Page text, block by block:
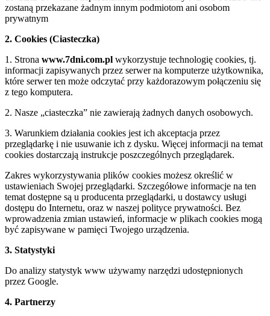
zostaną przekazane żadnym innym podmiotom ani osobom
prywatnym
2. Cookies (Ciasteczka)
1. Strona www.7dni.com.pl wykorzystuje technologię cookies, tj.
informacji zapisywanych przez serwer na komputerze użytkownika,
które serwer ten może odczytać przy każdorazowym połączeniu się
z tego komputera.
2. Nasze „ciasteczka” nie zawierają żadnych danych osobowych.
3. Warunkiem działania cookies jest ich akceptacja przez
przeglądarkę i nie usuwanie ich z dysku. Więcej informacji na temat
cookies dostarczają instrukcje poszczególnych przeglądarek.
Zakres wykorzystywania plików cookies możesz określić w
ustawieniach Swojej przeglądarki. Szczegółowe informacje na ten
temat dostępne są u producenta przeglądarki, u dostawcy usługi
dostępu do Internetu, oraz w naszej polityce prywatności. Bez
wprowadzenia zmian ustawień, informacje w plikach cookies mogą
być zapisywane w pamięci Twojego urządzenia.
3. Statystyki
Do analizy statystyk www używamy narzędzi udostępnionych
przez Google.
4. Partnerzy